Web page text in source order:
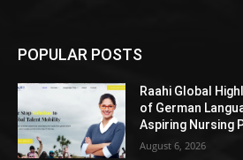
POPULAR POSTS
Raahi Global
of German
Aspiring Nursing
August 6, 2026